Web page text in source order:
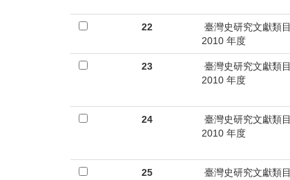
22
臺灣史研究文獻類目
2010 年度
23
臺灣史研究文獻類目
2010 年度
24
臺灣史研究文獻類目
2010 年度
25
臺灣史研究文獻類目